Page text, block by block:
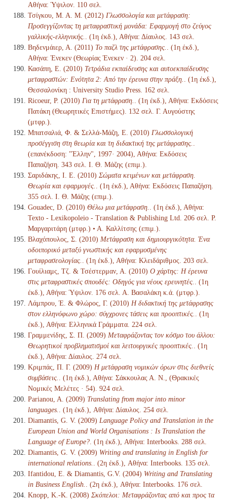
Αθήνα: Ύψιλον. 110 σελ.
Τσίγκου, Μ. Α. Μ. (2012) Γλωσσολογία και μετάφραση:
Προσεγγίζοντας τη μεταφραστική μονάδα: Εφαρμογή στο ζεύγος
γαλλικής-ελληνικής.
. (1η έκδ.), Αθήνα: Δίαυλος. 143 σελ.
Βηδενμάιερ, Α. (2011) Το παζλ της μετάφρασης.
. (1η έκδ.),
Αθήνα: Ένεκεν (Θεωρίας Ένεκεν · 2). 204 σελ.
Κασάπη, Ε. (2010) Τετράδια εκπαίδευσης και αυτοεκπαίδευσης
μεταφραστών: Ενότητα 2: Από την έρευνα στην πράξη.
. (1η έκδ.),
Θεσσαλονίκη : University Studio Press. 162 σελ.
Ricoeur, P. (2010) Για τη μετάφραση.
. (1η έκδ.), Αθήνα: Εκδόσεις
Πατάκη (Θεωρητικές Επιστήμες). 132 σελ. Γ. Αυγούστης
(μτφρ.).
Μπατσαλιά, Φ. & Σελλά-Μάζη, Ε. (2010) Γλωσσολογική
προσέγγιση στη θεωρία και τη διδακτική της μετάφρασης.
(επανέκδοση: "Έλλην", 1997· 2004), Αθήνα: Εκδόσεις
Παπαζήση. 343 σελ. Ι. Θ. Μάζης (επιμ.).
Σαριδάκης, Ι. Ε. (2010) Σώματα κειμένων και μετάφραση.
Θεωρία και εφαρμογές.
. (1η έκδ.), Αθήνα: Εκδόσεις Παπαζήση.
355 σελ. Ι. Θ. Μάζης (επιμ.).
Gouadec, D. (2010) Θέλω μια μετάφραση.
. (1η έκδ.), Αθήνα:
Texto - Lexikopoleio - Translation & Publishing Ltd. 206 σελ. Ρ.
Μαργαριτάρη (μτφρ.) • Α. Καλλίτσης (επιμ.).
Βλαχόπουλος, Σ. (2010) Μετάφραση και δημιουργικότητα. Ένα
οδοιπορικό μεταξύ γνωστικής και εφαρμοσμένης
μεταφρασεολογίας.
. (1η έκδ.), Αθήνα: Κλειδάριθμος. 203 σελ.
Γουίλιαμς, Τζ. & Τσέστερμαν, Α. (2010) Ο χάρτης: Η έρευνα
στις μεταφραστικές σπουδές: Οδηγός για νέους ερευνητές.
. (1η
έκδ.), Αθήνα: Ύψιλον. 176 σελ. Α. Βασαλάκη κ.ά. (μτφρ.).
Λάμπρου, Έ. & Φλώρος, Γ. (2010) Η διδακτική της μετάφρασης
στον ελληνόφωνο χώρο: σύγχρονες τάσεις και προοπτικές.
. (1η
έκδ.), Αθήνα: Ελληνικά Γράμματα. 224 σελ.
Γραμμενίδης, Σ. Π. (2009) Μεταφράζοντας τον κόσμο του άλλου:
Θεωρητικοί προβληματισμοί και λειτουργικές προοπτικές.
. (1η
έκδ.), Αθήνα: Δίαυλος. 274 σελ.
Κριμπάς, Π. Γ. (2009) Η μετάφραση νομικών όρων στις διεθνείς
συμβάσεις.
. (1η έκδ.), Αθήνα: Σάκκουλας Α. Ν., (Θρακικές
Νομικές Μελέτες · 54). 924 σελ.
Parianou, A. (2009) Translating from major into minor
languages.
. (1η έκδ.), Αθήνα: Δίαυλος. 254 σελ.
Diamantis, G. V. (2009) Language Policy and Translation in the
European Union and World Organisations : Is Translation the
Language of Europe? . (1η έκδ.), Αθήνα: Interbooks. 288 σελ.
Diamantis, G. V. (2009) Writing and translating in English for
international relations.
. (2η έκδ.), Αθήνα: Interbooks. 135 σελ.
Ifantidou, Ε. & Diamantis, G.V. (2004) Writing and Translating
in Business English.
. (2η έκδ.), Αθήνα: Interbooks. 176 σελ.
Knopp, K.-K. (2008) Σκόπελοι: Μεταφράζοντας από και προς τα